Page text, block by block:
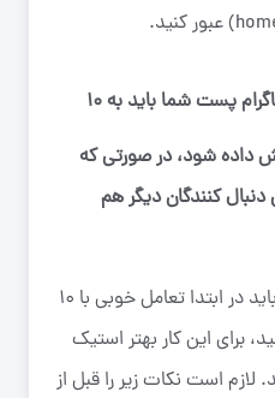
“طبق الگوریتم اینستاگرام پست شما باید به ۱۰
داده شود، در صورتی که
کنندگان دیگر هم
پس برای رسیدن به اکسپلور باید در ابتدا تعامل خوبی با ۱۰
برای این کار بهتر استیک
لازم است نکات زیر را قبل از